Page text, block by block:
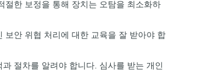
절한 보정을 통해 장치는 오탐을 최소화하
보안 위협 처리에 대한 교육을 잘 받아야 합
절차를 알려야 합니다. 심사를 받는 개인